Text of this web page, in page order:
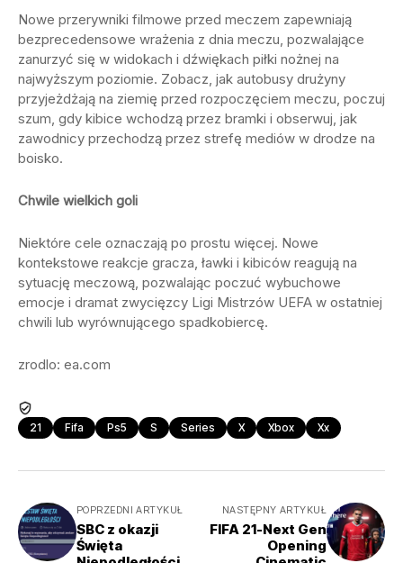
Nowe przerywniki filmowe przed meczem zapewniają
bezprecedensowe wrażenia z dnia meczu, pozwalające
zanurzyć się w widokach i dźwiękach piłki nożnej na
najwyższym poziomie. Zobacz, jak autobusy drużyny
przyjeżdżają na ziemię przed rozpoczęciem meczu, poczuj
szum, gdy kibice wchodzą przez bramki i obserwuj, jak
zawodnicy przechodzą przez strefę mediów w drodze na
boisko.
Chwile wielkich goli
Niektóre cele oznaczają po prostu więcej. Nowe
kontekstowe reakcje gracza, ławki i kibiców reagują na
sytuację meczową, pozwalając poczuć wybuchowe
emocje i dramat zwycięzcy Ligi Mistrzów UEFA w ostatniej
chwili lub wyrównującego spadkobiercę.
zrodlo: ea.com
21 Fifa Ps5 S Series X Xbox Xx
POPRZEDNI ARTYKUŁ
SBC z okazji
Święta
NASTĘPNY ARTYKUŁ
FIFA 21-Next Gen
Opening